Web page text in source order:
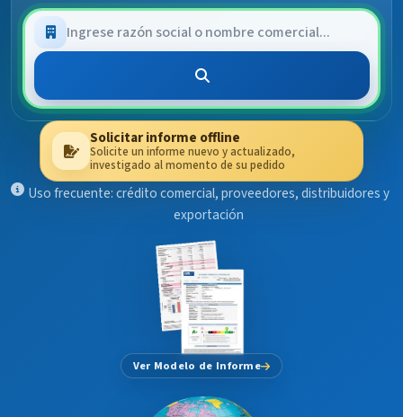
Ver Modelo de Informe
Solicitar informe offline
Solicite un informe nuevo y actualizado,
investigado al momento de su pedido
Uso frecuente: crédito comercial, proveedores, distribuidores y
exportación